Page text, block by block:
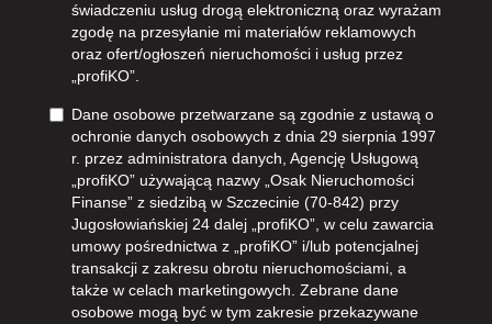
świadczeniu usług drogą elektroniczną oraz wyrażam
zgodę na przesyłanie mi materiałów reklamowych
oraz ofert/ogłoszeń nieruchomości i usług przez
„profiKO”.
Dane osobowe przetwarzane są zgodnie z ustawą o
ochronie danych osobowych z dnia 29 sierpnia 1997
r. przez administratora danych, Agencję Usługową
„profiKO” używającą nazwy „Osak Nieruchomości
Finanse” z siedzibą w Szczecinie (70-842) przy
Jugosłowiańskiej 24 dalej „profiKO”, w celu zawarcia
umowy pośrednictwa z „profiKO” i/lub potencjalnej
transakcji z zakresu obrotu nieruchomościami, a
także w celach marketingowych. Zebrane dane
osobowe mogą być w tym zakresie przekazywane